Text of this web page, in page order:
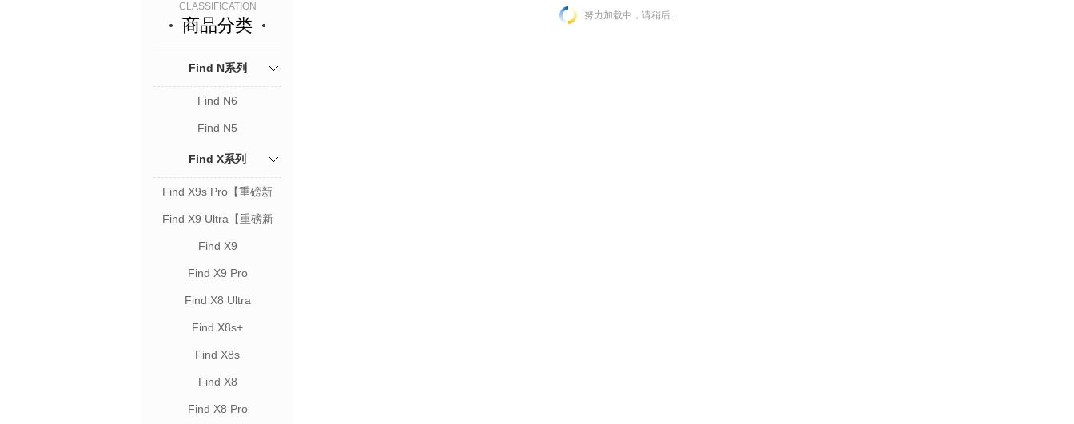
CLASSIFICATION
商品分类
Find N系列
Find N6
Find N5
Find X系列
Find X9s Pro【重磅新
Find X9 Ultra【重磅新
Find X9
Find X9 Pro
Find X8 Ultra
Find X8s+
Find X8s
Find X8
Find X8 Pro
努力加载中，请稍后...